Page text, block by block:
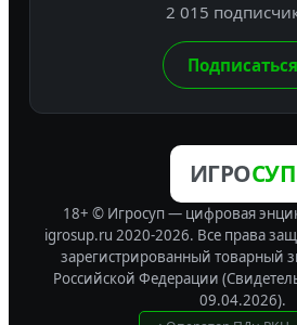
2 015
Подписаться
ИГРОСУП
18+ © Игросуп — цифровая
igrosup.ru 2020-2026. Все права
зарегистрированный товарный
Российской Федерации
09.04.2026).